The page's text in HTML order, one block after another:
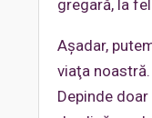
gregară, la
Aşadar,
viaţa
Depinde